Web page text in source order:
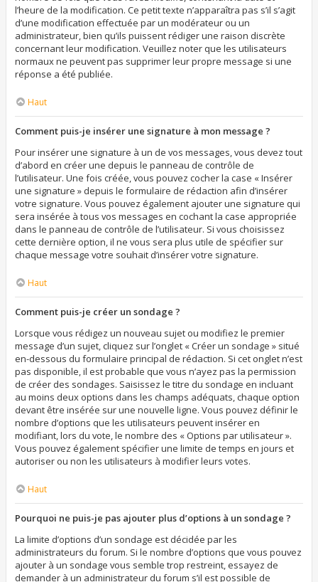
l’heure de la modification. Ce petit texte n’apparaîtra pas s’il s’agit
d’une modification effectuée par un modérateur ou un
administrateur, bien qu’ils puissent rédiger une raison discrète
concernant leur modification. Veuillez noter que les utilisateurs
normaux ne peuvent pas supprimer leur propre message si une
réponse a été publiée.
Haut
Comment puis-je insérer une signature à mon message ?
Pour insérer une signature à un de vos messages, vous devez tout
d’abord en créer une depuis le panneau de contrôle de
l’utilisateur. Une fois créée, vous pouvez cocher la case « Insérer
une signature » depuis le formulaire de rédaction afin d’insérer
votre signature. Vous pouvez également ajouter une signature qui
sera insérée à tous vos messages en cochant la case appropriée
dans le panneau de contrôle de l’utilisateur. Si vous choisissez
cette dernière option, il ne vous sera plus utile de spécifier sur
chaque message votre souhait d’insérer votre signature.
Haut
Comment puis-je créer un sondage ?
Lorsque vous rédigez un nouveau sujet ou modifiez le premier
message d’un sujet, cliquez sur l’onglet « Créer un sondage » situé
en-dessous du formulaire principal de rédaction. Si cet onglet n’est
pas disponible, il est probable que vous n’ayez pas la permission
de créer des sondages. Saisissez le titre du sondage en incluant
au moins deux options dans les champs adéquats, chaque option
devant être insérée sur une nouvelle ligne. Vous pouvez définir le
nombre d’options que les utilisateurs peuvent insérer en
modifiant, lors du vote, le nombre des « Options par utilisateur ».
Vous pouvez également spécifier une limite de temps en jours et
autoriser ou non les utilisateurs à modifier leurs votes.
Haut
Pourquoi ne puis-je pas ajouter plus d’options à un sondage ?
La limite d’options d’un sondage est décidée par les
administrateurs du forum. Si le nombre d’options que vous pouvez
ajouter à un sondage vous semble trop restreint, essayez de
demander à un administrateur du forum s’il est possible de